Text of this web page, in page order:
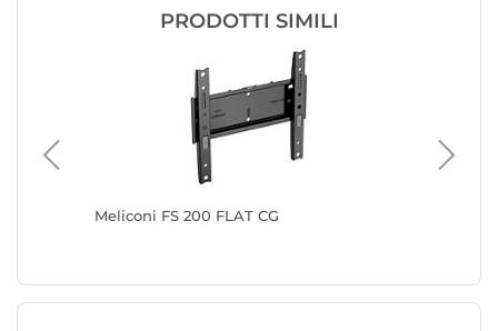
PRODOTTI SIMILI
Meliconi FS 200 FLAT CG